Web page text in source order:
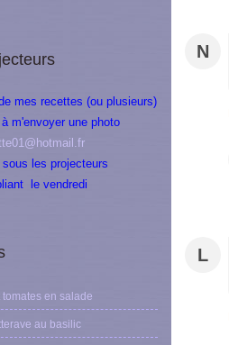
mes recettes (ou plusieurs)
m'envoyer une photo
les projecteurs
le vendredi
en salade
au basilic
N
L